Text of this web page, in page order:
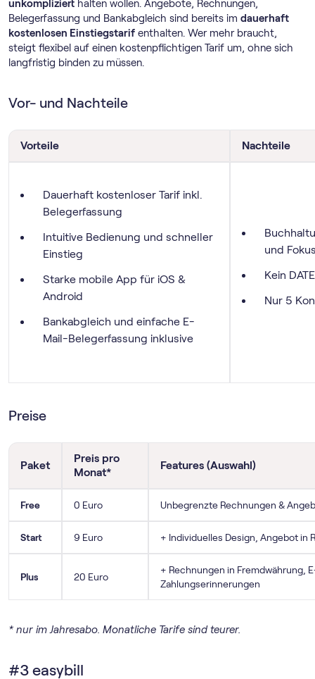
unkompliziert halten wollen. Angebote, Rechnungen,
Belegerfassung und Bankabgleich sind bereits im dauerhaft
kostenlosen Einstiegstarif enthalten. Wer mehr braucht,
steigt flexibel auf einen kostenpflichtigen Tarif um, ohne sich
langfristig binden zu müssen.
Vor- und Nachteile
Vorteile Nachteile
Dauerhaft kostenloser Tarif inkl.
Belegerfassung
Intuitive Bedienung und schneller
Einstieg
Starke mobile App für iOS &
Android
Bankabgleich und einfache E-
Mail-Belegerfassung inklusive
und
Kein
Nur 5
Preise
Paket
Preis pro
Monat*
Features (Auswahl)
Free 0 Euro Unbegrenzte Rechnungen &
Start 9 Euro + Individuelles Design, Angebot in
Plus 20 Euro
+ Rechnungen in Fremdwährung,
Zahlungserinnerungen
* nur im Jahresabo. Monatliche Tarife sind teurer.
#3 easybill